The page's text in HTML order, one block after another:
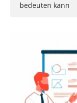
bedeuten kann